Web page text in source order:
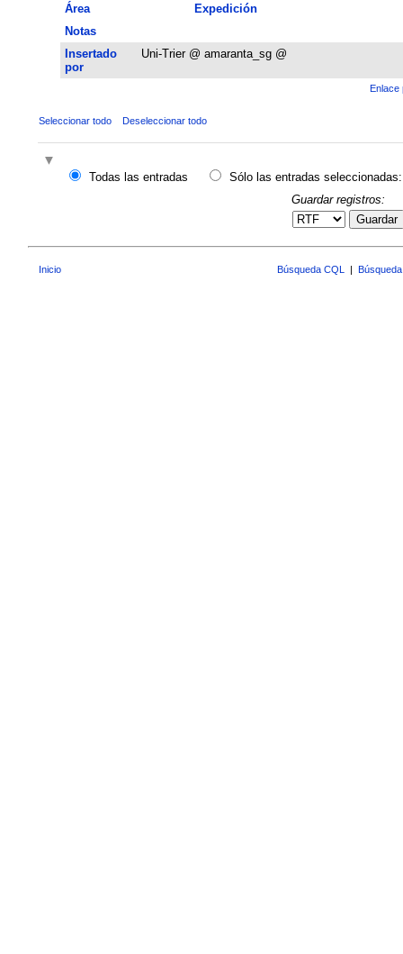
Área
Expedición
Notas
Insertado
por
Uni-Trier @ amaranta_sg @
Enlace
Seleccionar todo Deseleccionar todo
Todas las entradas
Sólo las entradas seleccionadas:
Guardar registros:
Guardar
Inicio Búsqueda CQL